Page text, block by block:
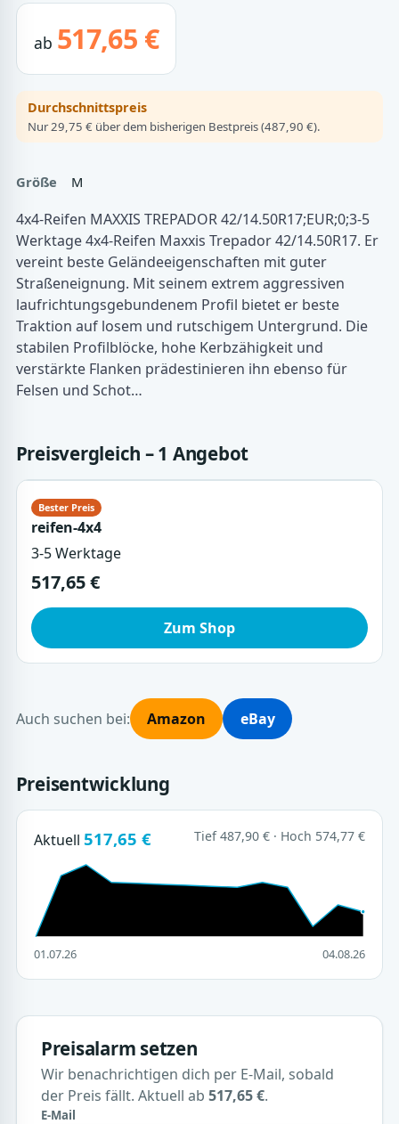
ab 517,65 €
Durchschnittspreis
Nur 29,75 € über dem bisherigen Bestpreis (487,90 €).
Größe M
4x4-Reifen MAXXIS TREPADOR 42/14.50R17;EUR;0;3-5
Werktage 4x4-Reifen Maxxis Trepador 42/14.50R17. Er
vereint beste Geländeeigenschaften mit guter
Straßeneignung. Mit seinem extrem aggressiven
laufrichtungsgebundenem Profil bietet er beste
Traktion auf losem und rutschigem Untergrund. Die
stabilen Profilblöcke, hohe Kerbzähigkeit und
verstärkte Flanken prädestinieren ihn ebenso für
Felsen und Schot…
Preisvergleich – 1 Angebot
reifen-4x4
3-5 Werktage
517,65 €
Zum Shop
Auch suchen bei: Amazon eBay
Preisentwicklung
Aktuell 517,65 € Tief 487,90 € · Hoch 574,77 €
01.07.26 04.08.26
Preisalarm setzen
Wir benachrichtigen dich per E-Mail, sobald
der Preis fällt. Aktuell ab 517,65 €.
E-Mail